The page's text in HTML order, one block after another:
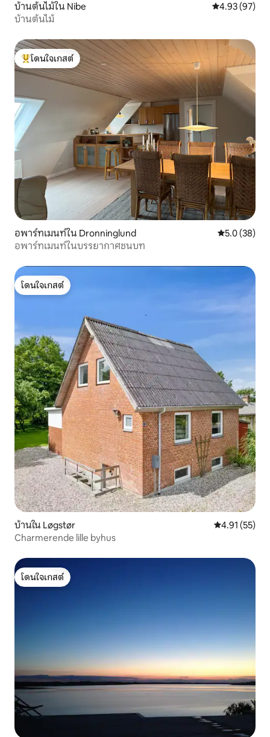
บ้านต้นไม้ใน Nibe คะแนนเฉลี่ย
4.93 (97)
บ้านต้นไม้
โดนใจเกสต์ที่สุด
โดนใจเกสต์
อพาร์ทเมนท์ใน Dronninglund คะแนนเฉลี่ย
5.0 (38)
อพาร์ทเมนท์ในบรรยากาศชนบท
โดนใจเกสต์
โดนใจเกสต์
บ้านใน Løgstør คะแนนเฉลี่ย
4.91 (55)
Charmerende lille byhus
โดนใจเกสต์
โดนใจเกสต์